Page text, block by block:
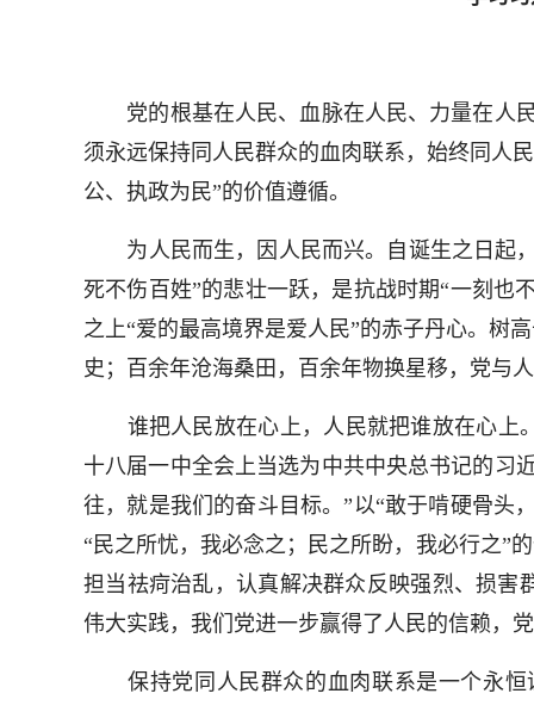
党的根基在人民、血脉在人民、力量在人民
须永远保持同人民群众的血肉联系，始终同人
公、执政为民”的价值遵循。
为人民而生，因人民而兴。自诞生之日起
死不伤百姓”的悲壮一跃，是抗战时期“一刻也
之上“爱的最高境界是爱人民”的赤子丹心。树
史；百余年沧海桑田，百余年物换星移，党与
谁把人民放在心上，人民就把谁放在心上
十八届一中全会上当选为中共中央总书记的习
往，就是我们的奋斗目标。”以“敢于啃硬骨头
“民之所忧，我必念之；民之所盼，我必行之”
担当祛疴治乱，认真解决群众反映强烈、损
伟大实践，我们党进一步赢得了人民的信赖，
保持党同人民群众的血肉联系是一个永恒